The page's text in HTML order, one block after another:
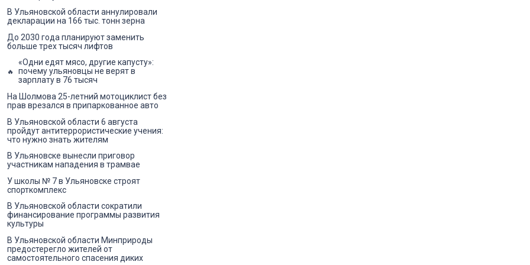
В Ульяновской области аннулировали
декларации на 166 тыс. тонн зерна
До 2030 года планируют заменить
больше трех тысяч лифтов
«Одни едят мясо, другие капусту»:
почему ульяновцы не верят в
зарплату в 76 тысяч
На Шолмова 25-летний мотоциклист без
прав врезался в припаркованное авто
В Ульяновской области 6 августа
пройдут антитеррористические учения:
что нужно знать жителям
В Ульяновске вынесли приговор
участникам нападения в трамвае
У школы № 7 в Ульяновске строят
спорткомплекс
В Ульяновской области сократили
финансирование программы развития
культуры
В Ульяновской области Минприроды
предостерегло жителей от
самостоятельного спасения диких